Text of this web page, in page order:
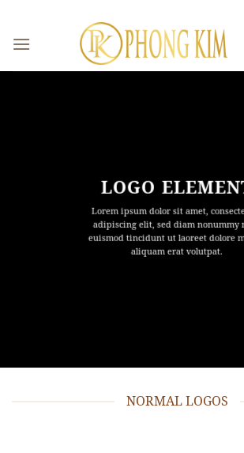
content
LOGO
Lorem ipsum dolor sit amet,
adipiscing elit, sed diam nonummy
euismod tincidunt ut laoreet dolore
aliquam erat volutpat.
NORMAL LOGOS